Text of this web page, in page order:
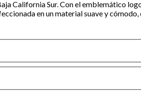
California Sur. Con el emblemático
en un material suave y